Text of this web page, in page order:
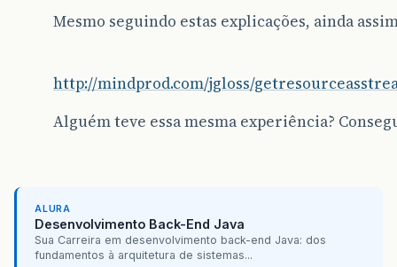
Mesmo seguindo estas explicações, ainda
http://mindprod.com/jgloss/
Alguém teve essa mesma experiência?
ALURA
Desenvolvimento Back-End Java
Sua Carreira em desenvolvimento back-end Java: dos
fundamentos à arquitetura de sistemas...